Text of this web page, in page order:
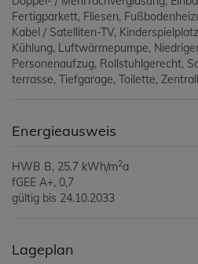
Fertigparkett Fliesen
Kabel / Satelliten-TV Kinderspielplatz
Kühlung Luftwärmepumpe
Personenaufzug Rollstuhlgerecht
terrasse Tiefgarage Toilette
Energieausweis
HWB B, 25.7 kWh/m2a
fGEE A+, 0,7
gültig bis 24.10.2033
Lageplan